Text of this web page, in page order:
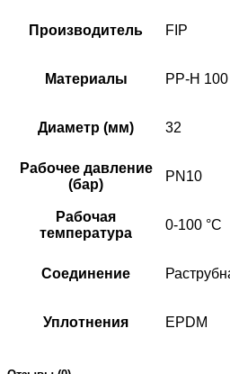
Производитель FIP
Материалы PP-H
Диаметр (мм) 32
Рабочее давление
(бар)
PN10
Рабочая
температура
0-100 °C
Соединение
Уплотнения EPDM